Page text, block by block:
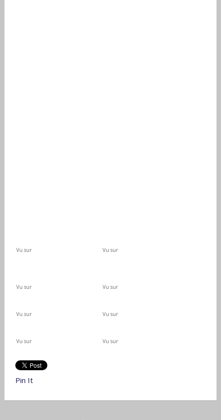
Vu sur Vu sur
Vu sur Vu sur
Vu sur Vu sur
Vu sur Vu sur
Pin It